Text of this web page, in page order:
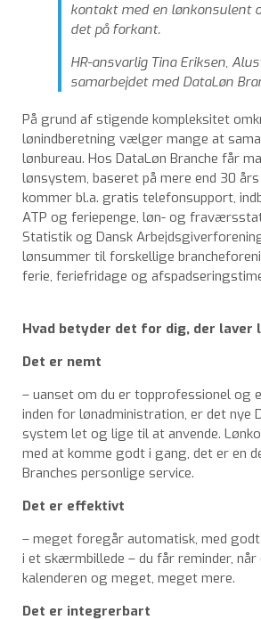
kontakt med en lønkonsulent
det på forkant.
HR-ansvarlig Tina Eriksen,
samarbejdet med DataLøn
På grund af stigende kompleksitet
lønindberetning vælger mange at
lønbureau. Hos DataLøn Branche får
lønsystem, baseret på mere end 30
kommer bl.a. gratis telefonsupport,
ATP og feriepenge, løn- og
Statistik og Dansk
lønsummer til forskellige
ferie, feriefridage og
Hvad betyder det for dig, der laver
Det er nemt
– uanset om du er topprofessionel og
inden for lønadministration, er det nye
system let og lige til at anvende.
med at komme godt i gang, det er en
Branches personlige service.
Det er effektivt
– meget foregår automatisk, med
i et skærmbillede – du får reminder,
kalenderen og meget, meget mere.
Det er integrerbart